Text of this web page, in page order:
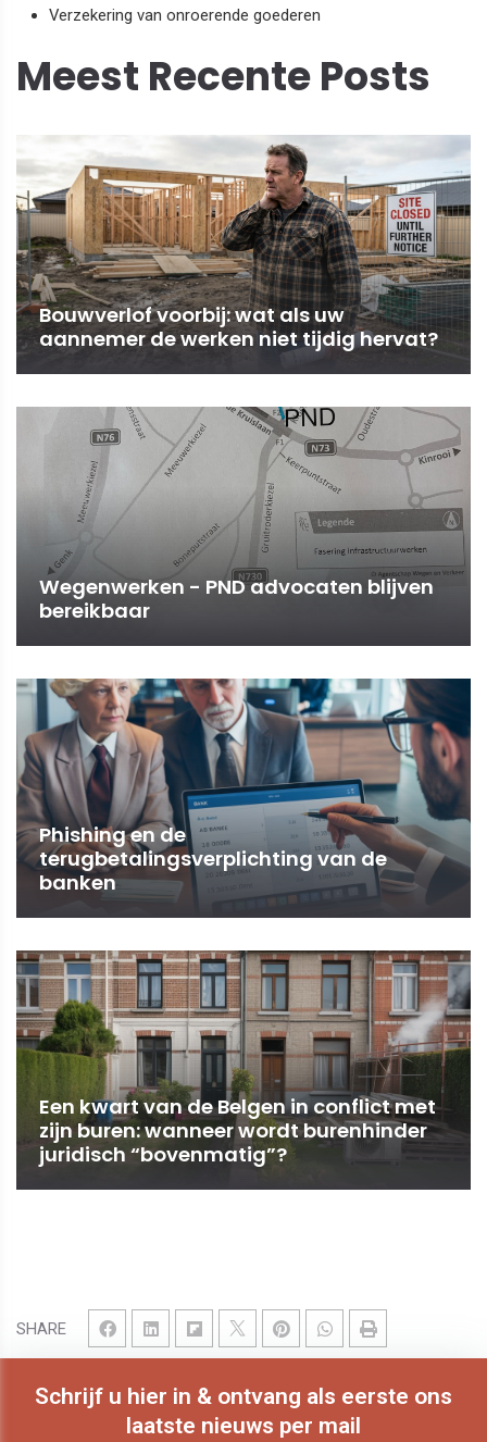
SHARE
Verzekering van onroerende goederen
Meest Recente Posts
Bouwverlof voorbij: wat als uw
aannemer de werken niet tijdig hervat?
Wegenwerken - PND advocaten blijven
bereikbaar
Phishing en de
terugbetalingsverplichting van de
banken
Een kwart van de Belgen in conflict met
zijn buren: wanneer wordt burenhinder
juridisch “bovenmatig”?
Schrijf u hier in & ontvang als eerste ons
laatste nieuws per mail